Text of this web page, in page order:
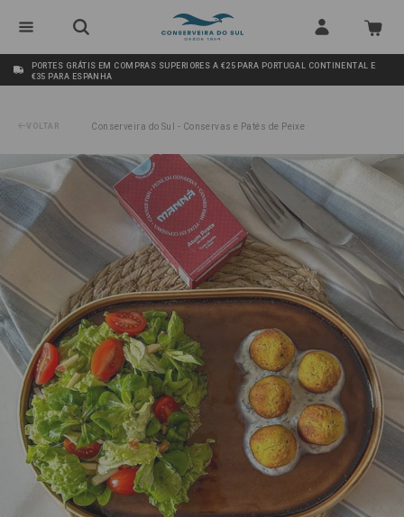
PORTES GRÁTIS EM COMPRAS SUPERIORES A €25 PARA PORTUGAL CONTINENTAL E
€35 PARA ESPANHA
VOLTAR Conserveira do Sul - Conservas e Patés de Peixe
tunafel-bolinhas-de-atum-e-grão